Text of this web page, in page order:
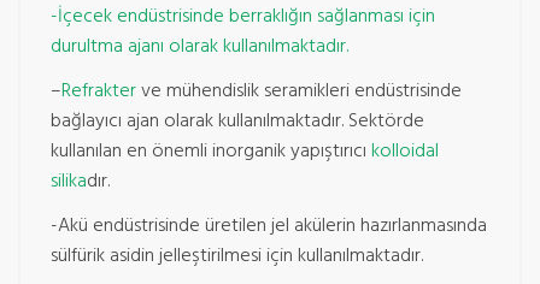
-İçecek endüstrisinde berraklığın sağlanması için
durultma ajanı olarak kullanılmaktadır.
–Refrakterve mühendislik seramikleri endüstrisinde
bağlayıcı ajan olarak kullanılmaktadır. Sektörde
kullanılan en önemli inorganik yapıştırıcıkolloidal
silikadır.
-Akü endüstrisinde üretilen jel akülerin hazırlanmasında
sülfürik asidin jelleştirilmesi için kullanılmaktadır.